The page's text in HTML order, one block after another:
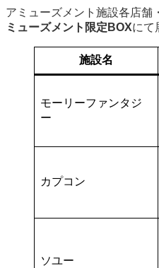
アミューズメント施設各店舗
ミューズメント限定BOXにて
施設名
モーリーファンタジ
ー
カプコン
ソユー